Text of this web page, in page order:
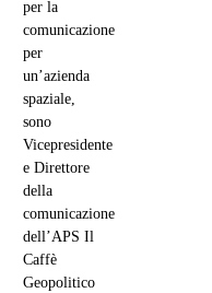
per la
comunicazione
per
un’azienda
spaziale,
sono
Vicepresidente
e Direttore
della
comunicazione
dell’APS Il
Caffè
Geopolitico